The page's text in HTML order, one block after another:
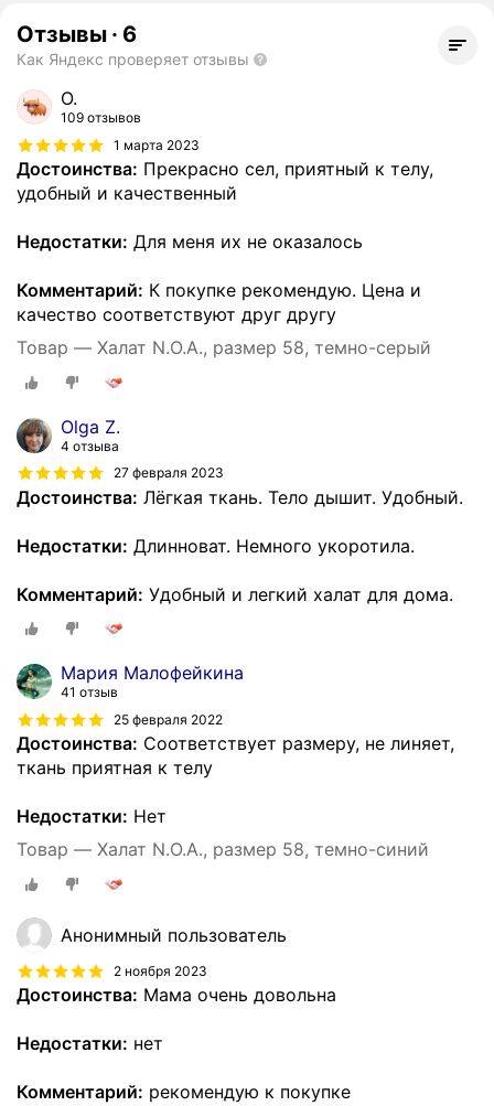
Отзывы · 6
Как Яндекс проверяет отзывы
О.
109 отзывов
1 марта 2023
Достоинства: Прекрасно сел, приятный к телу,
удобный и качественный
Недостатки: Для меня их не оказалось
Комментарий: К покупке рекомендую. Цена и
качество соответствуют друг другу
Товар — Халат N.O.A., размер 58, темно-серый
Olga Z.
4 отзыва
27 февраля 2023
Достоинства: Лёгкая ткань. Тело дышит. Удобный.
Недостатки: Длинноват. Немного укоротила.
Комментарий: Удобный и легкий халат для дома.
Мария Малофейкина
41 отзыв
25 февраля 2022
Достоинства: Соответствует размеру, не линяет,
ткань приятная к телу
Недостатки: Нет
Товар — Халат N.O.A., размер 58, темно-синий
Анонимный пользователь
2 ноября 2023
Достоинства: Мама очень довольна
Недостатки: нет
Комментарий: рекомендую к покупке